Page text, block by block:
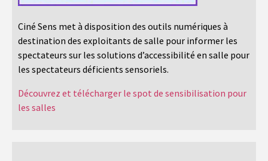
Ciné Sens met à disposition des outils numériques à
destination des exploitants de salle pour informer les
spectateurs sur les solutions d’accessibilité en salle pour
les spectateurs déficients sensoriels.
Découvrez et télécharger le spot de sensibilisation pour
les salles